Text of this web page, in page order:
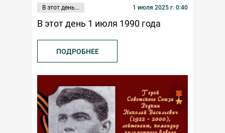
В этот день... 1 июля 2025 г. 0:40
В этот день 1 июля 1990 года
ПОДРОБНЕЕ